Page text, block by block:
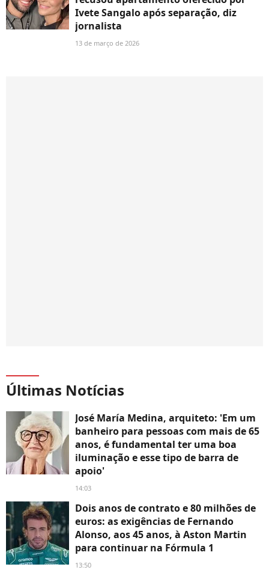
Ivete Sangalo após separação, diz
jornalista
13 de março de 2026
Últimas Notícias
José María Medina, arquiteto: 'Em um
banheiro para pessoas com mais de 65
anos, é fundamental ter uma boa
iluminação e esse tipo de barra de
apoio'
14:03
Dois anos de contrato e 80 milhões de
euros: as exigências de Fernando
Alonso, aos 45 anos, à Aston Martin
para continuar na Fórmula 1
13:50